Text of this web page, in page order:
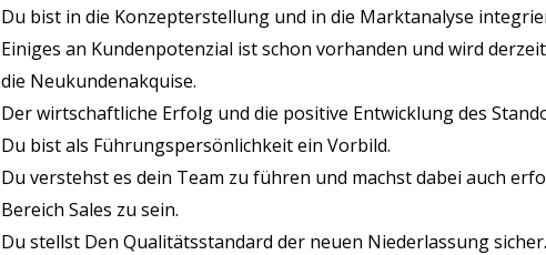
Du bist in die Konzepterstellung und in die Marktanalyse
Einiges an Kundenpotenzial ist schon vorhanden und wird
die Neukundenakquise.
Der wirtschaftliche Erfolg und die positive Entwicklung des
Du bist als Führungspersönlichkeit ein Vorbild.
Du verstehst es dein Team zu führen und machst dabei auch
Bereich Sales zu sein.
Du stellst Den Qualitätsstandard der neuen Niederlassung sicher.